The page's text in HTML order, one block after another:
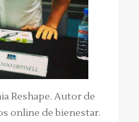
Reshape. Autor de
online de bienestar.